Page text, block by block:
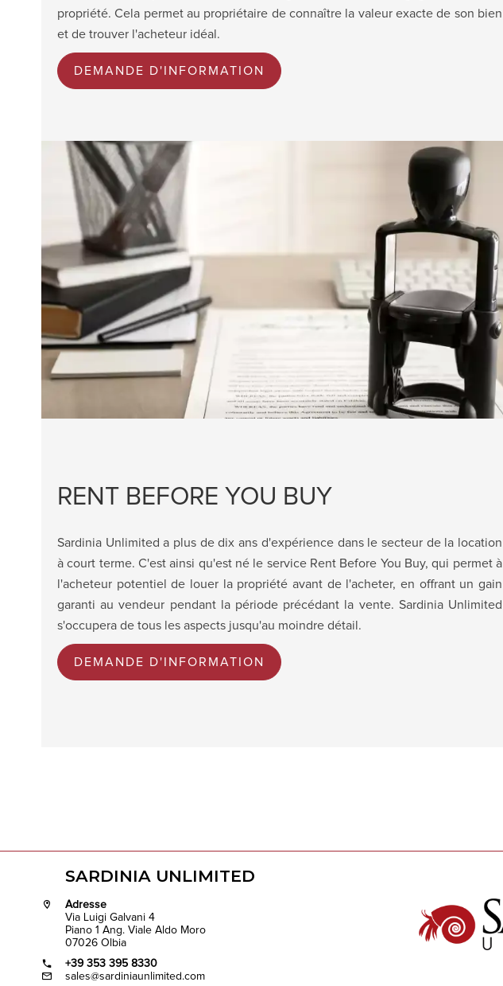
propriété. Cela permet au propriétaire de connaître la valeur exacte de son bien
et de trouver l'acheteur idéal.
DEMANDE D'INFORMATION
RENT BEFORE YOU BUY
Sardinia Unlimited a plus de dix ans d'expérience dans le secteur de la location
à court terme. C'est ainsi qu'est né le service Rent Before You Buy, qui permet à
l'acheteur potentiel de louer la propriété avant de l'acheter, en offrant un gain
garanti au vendeur pendant la période précédant la vente. Sardinia Unlimited
s'occupera de tous les aspects jusqu'au moindre détail.
DEMANDE D'INFORMATION
SARDINIA UNLIMITED
Adresse
Via Luigi Galvani 4
Piano 1 Ang. Viale Aldo Moro
07026 Olbia
+39 353 395 8330
sales@sardiniaunlimited.com